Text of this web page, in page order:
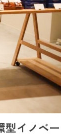
型イノベー